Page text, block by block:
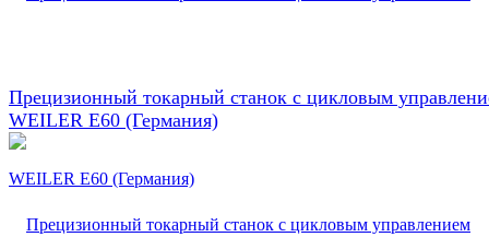
Прецизионный токарный станок с цикловым
WEILER E60 (Германия)